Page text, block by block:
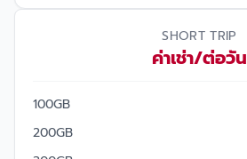
SHORT TRIP
ค่าเช่า/ต่อวัน
100GB
200GB